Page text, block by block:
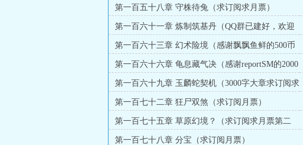
第一百五十八章 守株待兔（求订阅求月票）
第一百六十一章 炼制筑基丹（QQ群已建好，欢迎
进群）
第一百六十三章 幻术险境（感谢飘飘鱼鲜的500币
打赏）
第一百六十六章 龟息藏气决（感谢reportSM的2000
币打赏）
第一百六十九章 玉麟蛇契机（3000字大章求订阅求
月票）
第一百七十二章 狂尸双煞（求订阅月票）
第一百七十五章 草原幻境？（求订阅求月票第二
更）
第一百七十八章 分宝（求订阅月票）